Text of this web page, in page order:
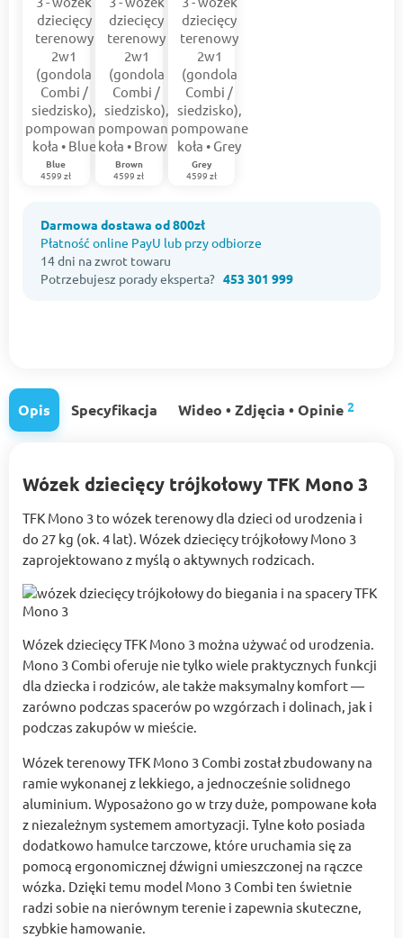
Blue
4599 zł
Brown
4599 zł
Grey
4599 zł
Darmowa dostawa od 800zł
Płatność online PayU lub przy odbiorze
14 dni na zwrot towaru
Potrzebujesz porady eksperta? 453 301 999
Opis Specyfikacja Wideo • Zdjęcia • Opinie 2
Wózek dziecięcy trójkołowy TFK Mono 3
TFK Mono 3 to wózek terenowy dla dzieci od urodzenia i
do 27 kg (ok. 4 lat). Wózek dziecięcy trójkołowy Mono 3
zaprojektowano z myślą o aktywnych rodzicach.
Wózek dziecięcy TFK Mono 3 można używać od urodzenia.
Mono 3 Combi oferuje nie tylko wiele praktycznych funkcji
dla dziecka i rodziców, ale także maksymalny komfort —
zarówno podczas spacerów po wzgórzach i dolinach, jak i
podczas zakupów w mieście.
Wózek terenowy TFK Mono 3 Combi został zbudowany na
ramie wykonanej z lekkiego, a jednocześnie solidnego
aluminium. Wyposażono go w trzy duże, pompowane koła
z niezależnym systemem amortyzacji. Tylne koło posiada
dodatkowo hamulce tarczowe, które uruchamia się za
pomocą ergonomicznej dźwigni umieszczonej na rączce
wózka. Dzięki temu model Mono 3 Combi ten świetnie
radzi sobie na nierównym terenie i zapewnia skuteczne,
szybkie hamowanie.